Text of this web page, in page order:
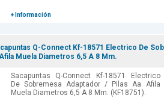
+ Información
Q-Connect Kf-18571 Electrico De
Muela Diametros 6,5 A 8 Mm.
Sacapuntas Q-Connect Kf-18571 Electrico
De Sobremesa Adaptador / Pilas Aa Afila
Muela Diametros 6,5 A 8 Mm. (KF18751).